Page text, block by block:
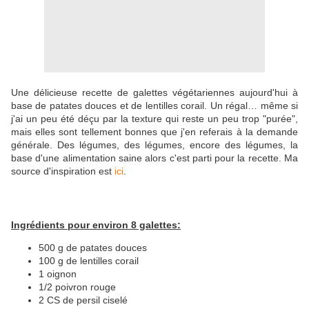
Une délicieuse recette de galettes végétariennes aujourd'hui à
base de patates douces et de lentilles corail. Un régal… même si
j'ai un peu été déçu par la texture qui reste un peu trop "purée",
mais elles sont tellement bonnes que j'en referais à la demande
générale. Des légumes, des légumes, encore des légumes, la
base d'une alimentation saine alors c'est parti pour la recette. Ma
source d'inspiration est ici
Ingrédients pour environ 8 galettes:
500 g de patates douces
100 g de lentilles corail
1 oignon
1/2 poivron rouge
2 CS de persil ciselé